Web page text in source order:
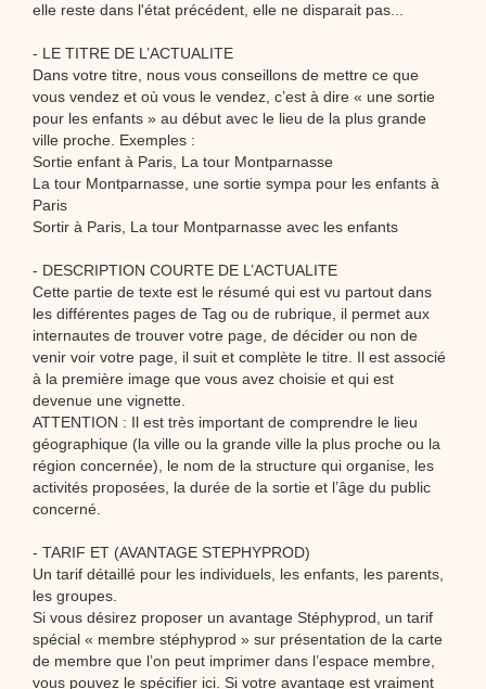
elle reste dans l'état précédent, elle ne disparait pas...
- LE TITRE DE L’ACTUALITE
Dans votre titre, nous vous conseillons de mettre ce que
vous vendez et où vous le vendez, c’est à dire « une sortie
pour les enfants » au début avec le lieu de la plus grande
ville proche. Exemples :
Sortie enfant à Paris, La tour Montparnasse
La tour Montparnasse, une sortie sympa pour les enfants à
Paris
Sortir à Paris, La tour Montparnasse avec les enfants
- DESCRIPTION COURTE DE L’ACTUALITE
Cette partie de texte est le résumé qui est vu partout dans
les différentes pages de Tag ou de rubrique, il permet aux
internautes de trouver votre page, de décider ou non de
venir voir votre page, il suit et complète le titre. Il est associé
à la première image que vous avez choisie et qui est
devenue une vignette.
ATTENTION : Il est très important de comprendre le lieu
géographique (la ville ou la grande ville la plus proche ou la
région concernée), le nom de la structure qui organise, les
activités proposées, la durée de la sortie et l’âge du public
concerné.
- TARIF ET (AVANTAGE STEPHYPROD)
Un tarif détaillé pour les individuels, les enfants, les parents,
les groupes.
Si vous désirez proposer un avantage Stéphyprod, un tarif
spécial « membre stéphyprod » sur présentation de la carte
de membre que l’on peut imprimer dans l’espace membre,
vous pouvez le spécifier ici. Si votre avantage est vraiment